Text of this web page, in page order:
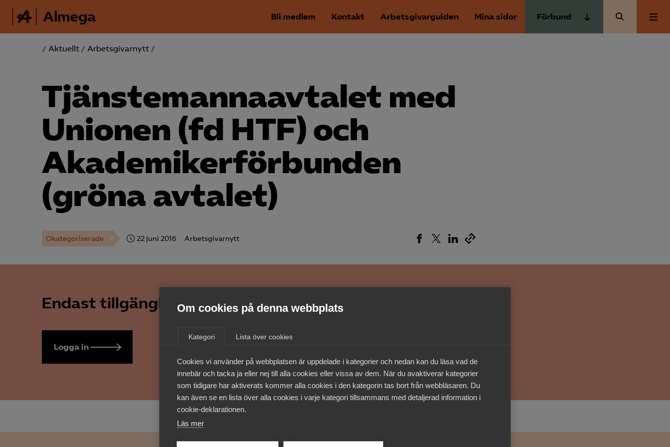
Om cookies på denna webbplats
Kategori Lista över cookies
Cookies vi använder på webbplatsen är uppdelade i kategorier och nedan kan du läsa vad de
innebär och tacka ja eller nej till alla cookies eller vissa av dem. När du avaktiverar kategorier
som tidigare har aktiverats kommer alla cookies i den kategorin tas bort från webbläsaren. Du
kan även se en lista över alla cookies i varje kategori tillsammans med detaljerad information i
cookie-deklarationen.
Läs mer
Almega Bli medlem Kontakt Arbetsgivarguiden Mina sidor Förbund
Påverkansarbete
/ Aktuellt / Arbetsgivarnytt /
Tjänstemanna­avtalet med
Unionen (fd HTF) och
Akademiker­förbunden
(gröna avtalet)
Okategoriserade 22 juni 2016 Arbetsgivarnytt
Endast tillgänglig för medlemmar
Logga in